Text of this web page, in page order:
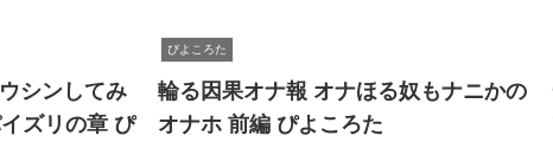
シンしてみ
ズリの章 ぴ
ぴよころた
輪る因果オナ報 オナほる奴もナニかの
オナホ 前編 ぴよころた